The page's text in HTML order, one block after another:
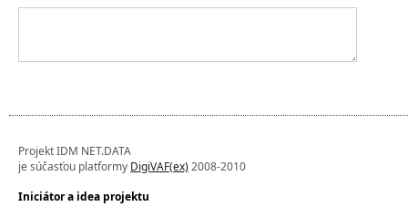
Projekt IDM NET.DATA
je súčasťou platformy DigiVAF(ex)2008-2010
Iniciátor a idea projektu